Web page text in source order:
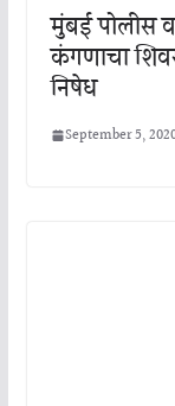
मुंबई पोलीस व
कंगणाचा
निषेध
September 5,